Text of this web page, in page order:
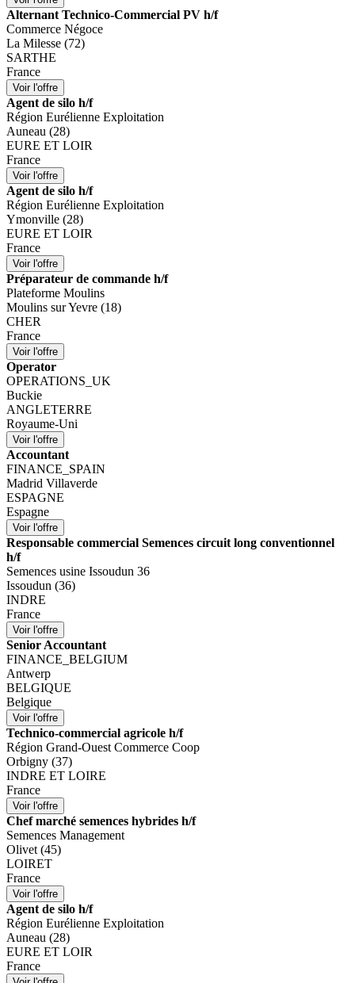
Alternant Technico-Commercial PV h/f
Commerce Négoce
La Milesse (72)
SARTHE
France
Agent de silo h/f
Région Eurélienne Exploitation
Auneau (28)
EURE ET LOIR
France
Agent de silo h/f
Région Eurélienne Exploitation
Ymonville (28)
EURE ET LOIR
France
Préparateur de commande h/f
Plateforme Moulins
Moulins sur Yevre (18)
CHER
France
Operator
OPERATIONS_UK
Buckie
ANGLETERRE
Royaume-Uni
Accountant
FINANCE_SPAIN
Madrid Villaverde
ESPAGNE
Espagne
Responsable commercial Semences circuit long conventionnel
h/f
Semences usine Issoudun 36
Issoudun (36)
INDRE
France
Senior Accountant
FINANCE_BELGIUM
Antwerp
BELGIQUE
Belgique
Technico-commercial agricole h/f
Région Grand-Ouest Commerce Coop
Orbigny (37)
INDRE ET LOIRE
France
Chef marché semences hybrides h/f
Semences Management
Olivet (45)
LOIRET
France
Agent de silo h/f
Région Eurélienne Exploitation
Auneau (28)
EURE ET LOIR
France